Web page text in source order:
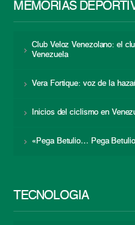
MEMORIAS
Club Veloz Venezolano: el
Venezuela
Vera Fortique: voz de la
Inicios del ciclismo en
«Pega Betulio… Pega
TECNOLOGÍA